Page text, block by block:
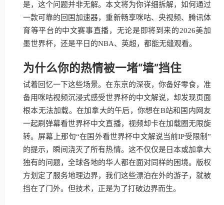
是，这个问题并非无解。本文将为你详细拆解，如何通过
一款可靠的回国加速器，重新畅享咪咕、央视频、腾讯体
育等平台的中文赛事直播，无论是即将到来的2026美加
墨世界杯，还是平日的NBA、英超，都能无缝观看。
为什么你的热情被一堵“墙”挡住
试着回忆一下这些场景。在东京的深夜，你备好零食，准
备用咪咕视频沉浸式感受世界杯的中文解说，却发现页面
根本无法加载。在加拿大的午后，你想在B站和国内网友
一起刷弹幕看世界杯中文直播，视频却卡在加载圈无限旋
转。屏幕上那句“在国外看世界杯中文解说当前IP受限制”
的提示，瞬间浇灭了所有热情。这不仅仅是日本或加拿大
独有的问题，全球各地的华人都在面对同样的困境。版权
方划定了服务地理边界，我们这些漂泊在外的游子，就被
挡在了门外。但技术，正是为了打破边界而生。